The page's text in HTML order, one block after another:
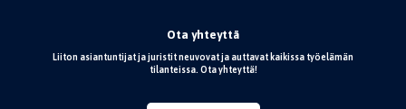
Ota yhteyttä
Liiton asiantuntijat ja juristit neuvovat ja auttavat kaikissa työelämän
tilanteissa. Ota yhteyttä!